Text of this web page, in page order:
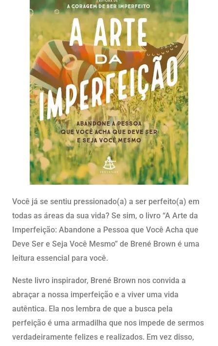
Você já se sentiu pressionado(a) a ser perfeito(a) em
todas as áreas da sua vida? Se sim, o livro “A Arte da
Imperfeição: Abandone a Pessoa que Você Acha que
Deve Ser e Seja Você Mesmo” de Brené Brown é uma
leitura essencial para você.
Neste livro inspirador, Brené Brown nos convida a
abraçar a nossa imperfeição e a viver uma vida
autêntica. Ela nos lembra de que a busca pela
perfeição é uma armadilha que nos impede de sermos
verdadeiramente felizes e realizados. Em vez disso,